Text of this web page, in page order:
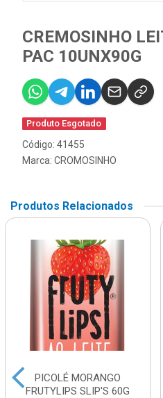
CREMOSINHO
PAC 10UNX90G
Produto Esgotado
Código: 41455
Marca: CROMOSINHO
Produtos Relacionados
PICOLÉ MORANGO
FRUTYLIPS SLIP'S 60G